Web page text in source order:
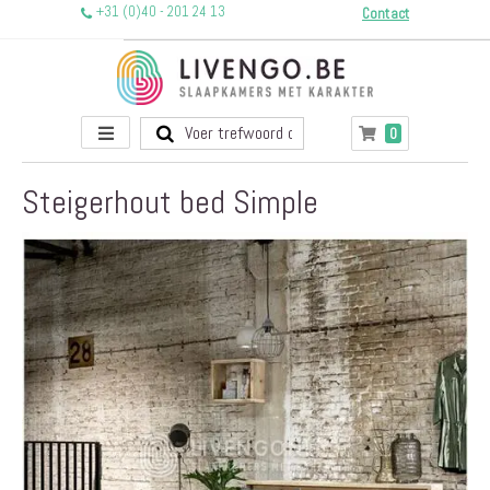
+31 (0)40 - 201 24 13 Contact
Toggle
Nav
Winkelwagen
0producten
Steigerhout bed Simple
Ga
naar
het
einde
van
de
afbeeldingen-
gallerij